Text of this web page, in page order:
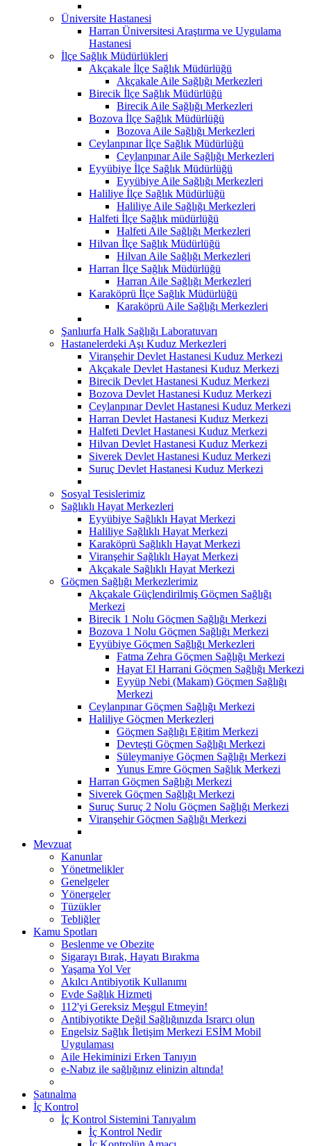
Üniversite Hastanesi
Harran Üniversitesi Araştırma ve Uygulama
Hastanesi
İlçe Sağlık Müdürlükleri
Akçakale İlçe Sağlık Müdürlüğü
Akçakale Aile Sağlığı Merkezleri
Birecik İlçe Sağlık Müdürlüğü
Birecik Aile Sağlığı Merkezleri
Bozova İlçe Sağlık Müdürlüğü
Bozova Aile Sağlığı Merkezleri
Ceylanpınar İlçe Sağlık Müdürlüğü
Ceylanpınar Aile Sağlığı Merkezleri
Eyyübiye İlçe Sağlık Müdürlüğü
Eyyübiye Aile Sağlığı Merkezleri
Haliliye İlçe Sağlık Müdürlüğü
Haliliye Aile Sağlığı Merkezleri
Halfeti İlçe Sağlık müdürlüğü
Halfeti Aile Sağlığı Merkezleri
Hilvan İlçe Sağlık Müdürlüğü
Hilvan Aile Sağlığı Merkezleri
Harran İlçe Sağlık Müdürlüğü
Harran Aile Sağlığı Merkezleri
Karaköprü İlçe Sağlık Müdürlüğü
Karaköprü Aile Sağlığı Merkezleri
Şanlıurfa Halk Sağlığı Laboratuvarı
Hastanelerdeki Aşı Kuduz Merkezleri
Viranşehir Devlet Hastanesi Kuduz Merkezi
Akçakale Devlet Hastanesi Kuduz Merkezi
Birecik Devlet Hastanesi Kuduz Merkezi
Bozova Devlet Hastanesi Kuduz Merkezi
Ceylanpınar Devlet Hastanesi Kuduz Merkezi
Harran Devlet Hastanesi Kuduz Merkezi
Halfeti Devlet Hastanesi Kuduz Merkezi
Hilvan Devlet Hastanesi Kuduz Merkezi
Siverek Devlet Hastanesi Kuduz Merkezi
Suruç Devlet Hastanesi Kuduz Merkezi
Sosyal Tesislerimiz
Sağlıklı Hayat Merkezleri
Eyyübiye Sağlıklı Hayat Merkezi
Haliliye Sağlıklı Hayat Merkezi
Karaköprü Sağlıklı Hayat Merkezi
Viranşehir Sağlıklı Hayat Merkezi
Akçakale Sağlıklı Hayat Merkezi
Göçmen Sağlığı Merkezlerimiz
Akçakale Güçlendirilmiş Göçmen Sağlığı
Merkezi
Birecik 1 Nolu Göçmen Sağlığı Merkezi
Bozova 1 Nolu Göçmen Sağlığı Merkezi
Eyyübiye Göçmen Sağlığı Merkezleri
Fatma Zehra Göçmen Sağlığı Merkezi
Hayat El Harrani Göçmen Sağlığı Merkezi
Eyyüp Nebi (Makam) Göçmen Sağlığı
Merkezi
Ceylanpınar Göçmen Sağlığı Merkezi
Haliliye Göçmen Merkezleri
Göçmen Sağlığı Eğitim Merkezi
Devteşti Göçmen Sağlığı Merkezi
Süleymaniye Göçmen Sağlığı Merkezi
Yunus Emre Göçmen Sağlık Merkezi
Harran Göçmen Sağlığı Merkezi
Siverek Göçmen Sağlığı Merkezi
Suruç Suruç 2 Nolu Göçmen Sağlığı Merkezi
Viranşehir Göçmen Sağlığı Merkezi
Mevzuat
Kanunlar
Yönetmelikler
Genelgeler
Yönergeler
Tüzükler
Tebliğler
Kamu Spotları
Beslenme ve Obezite
Sigarayı Bırak, Hayatı Bırakma
Yaşama Yol Ver
Akılcı Antibiyotik Kullanımı
Evde Sağlık Hizmeti
112'yi Gereksiz Meşgul Etmeyin!
Antibiyotikte Değil Sağlığınızda Israrcı olun
Engelsiz Sağlık İletişim Merkezi ESİM Mobil
Uygulaması
Aile Hekiminizi Erken Tanıyın
e-Nabız ile sağlığınız elinizin altında!
Satınalma
İç Kontrol
İç Kontrol Sistemini Tanıyalım
İç Kontrol Nedir